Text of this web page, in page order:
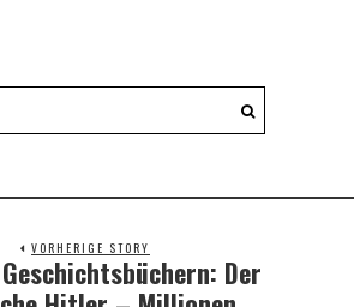
VORHERIGE STORY
Previous
Der